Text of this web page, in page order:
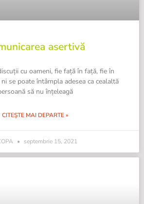
asertivă
cu oameni, fie față în față, fie în
se poate întâmpla adesea ca cealaltă
să nu înțeleagă
CITEȘTE MAI DEPARTE »
septembrie 15, 2021